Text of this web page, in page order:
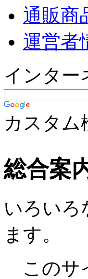
通販商
運営者
インター
カスタム
総合案
いろいろ
ます。
このサ